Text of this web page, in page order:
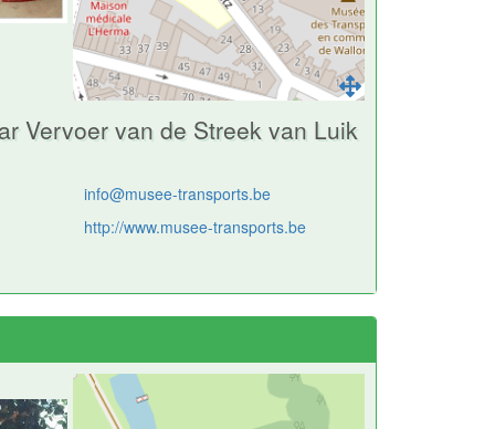
Vervoer van de Streek van Luik
info@musee-transports.be
http://www.musee-transports.be